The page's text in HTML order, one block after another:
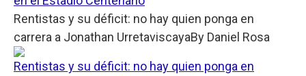
Rentistas y su déficit: no hay quien ponga en
carrera a Jonathan UrretaviscayaBy Daniel Rosa
Rentistas y su déficit: no hay quien ponga en